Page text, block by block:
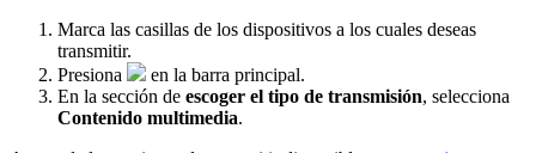
Marca las casillas de los dispositivos a los cuales deseas
transmitir.
Presiona
en la barra principal.
En la sección de escoger el tipo de transmisión, selecciona
Contenido multimedia.